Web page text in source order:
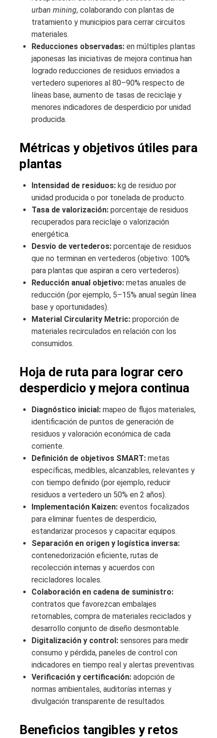
urban mining, colaborando con plantas de
tratamiento y municipios para cerrar circuitos
materiales.
Reducciones observadas: en múltiples plantas
japonesas las iniciativas de mejora continua han
logrado reducciones de residuos enviados a
vertedero superiores al 80–90% respecto de
líneas base, aumento de tasas de reciclaje y
menores indicadores de desperdicio por unidad
producida.
Métricas y objetivos útiles para
plantas
Intensidad de residuos: kg de residuo por
unidad producida o por tonelada de producto.
Tasa de valorización: porcentaje de residuos
recuperados para reciclaje o valorización
energética.
Desvío de vertederos: porcentaje de residuos
que no terminan en vertederos (objetivo: 100%
para plantas que aspiran a cero vertederos).
Reducción anual objetivo: metas anuales de
reducción (por ejemplo, 5–15% anual según línea
base y oportunidades).
Material Circularity Metric: proporción de
materiales recirculados en relación con los
consumidos.
Hoja de ruta para lograr cero
desperdicio y mejora continua
Diagnóstico inicial: mapeo de flujos materiales,
identificación de puntos de generación de
residuos y valoración económica de cada
corriente.
Definición de objetivos SMART: metas
específicas, medibles, alcanzables, relevantes y
con tiempo definido (por ejemplo, reducir
residuos a vertedero un 50% en 2 años).
Implementación Kaizen: eventos focalizados
para eliminar fuentes de desperdicio,
estandarizar procesos y capacitar equipos.
Separación en origen y logística inversa:
contenedorización eficiente, rutas de
recolección internas y acuerdos con
recicladores locales.
Colaboración en cadena de suministro:
contratos que favorezcan embalajes
retornables, compra de materiales reciclados y
desarrollo conjunto de diseño desmontable.
Digitalización y control: sensores para medir
consumo y pérdida, paneles de control con
indicadores en tiempo real y alertas preventivas.
Verificación y certificación: adopción de
normas ambientales, auditorías internas y
divulgación transparente de resultados.
Beneficios tangibles y retos